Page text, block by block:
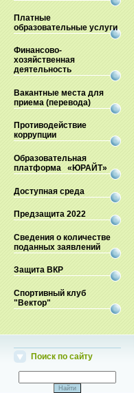
Платные
образовательные услуги
Финансово-
хозяйственная
деятельность
Вакантные места для
приема (перевода)
Противодействие
коррупции
Образовательная
платформа «ЮРАЙТ»
Доступная среда
Предзащита 2022
Сведения о количестве
поданных заявлений
Защита ВКР
Спортивный клуб
"Вектор"
Поиск по сайту